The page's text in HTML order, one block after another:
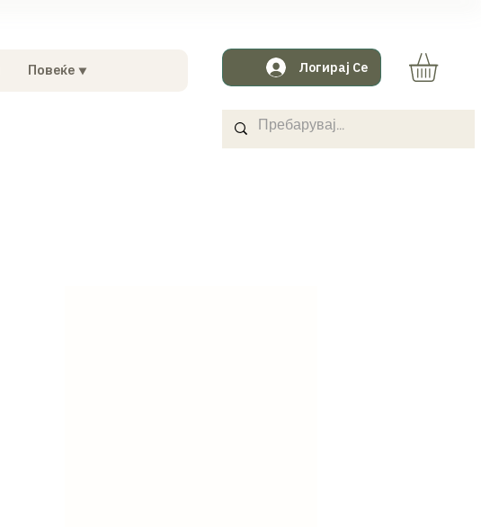
Повеќе ⯆ Логирај Се